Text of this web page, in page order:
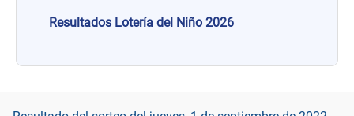
Resultados Lotería del Niño 2026